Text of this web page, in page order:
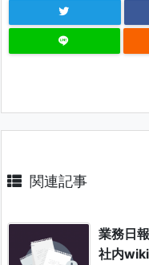
関連記事
業務日
社内